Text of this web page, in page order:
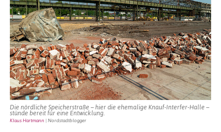
Die nördliche Speicherstraße – hier die ehemalige Knauf-Interfer-Halle –
stünde bereit für eine Entwicklung.
Klaus Hartmann | Nordstadtblogger